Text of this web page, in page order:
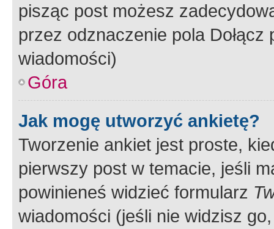
pisząc post możesz
przez odznaczenie pola
wiadomości)
Góra
Jak mogę utworzyć ankietę?
Tworzenie ankiet jest proste,
pierwszy post w temacie, jeśli
powinieneś widzieć formularz
wiadomości (jeśli nie widzisz